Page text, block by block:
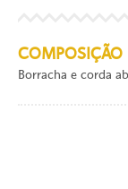
COMPOSIÇÃO
Borracha e corda